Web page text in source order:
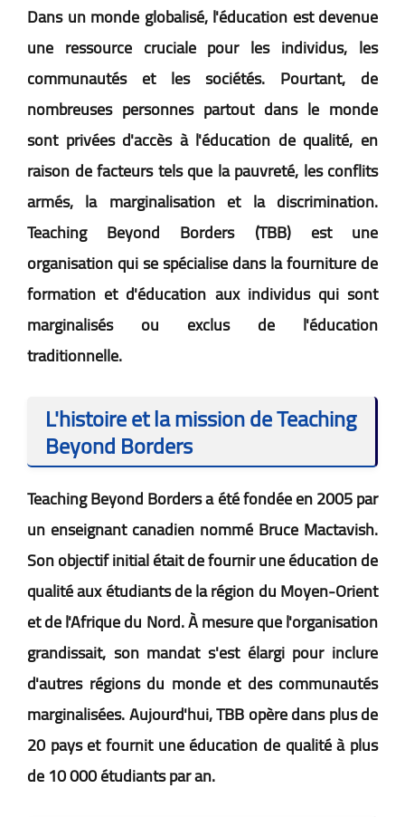
Dans un monde globalisé, l'éducation est devenue
une ressource cruciale pour les individus, les
communautés et les sociétés. Pourtant, de
nombreuses personnes partout dans le monde
sont privées d'accès à l'éducation de qualité, en
raison de facteurs tels que la pauvreté, les conflits
armés, la marginalisation et la discrimination.
Teaching Beyond Borders (TBB) est une
organisation qui se spécialise dans la fourniture de
formation et d'éducation aux individus qui sont
marginalisés ou exclus de l'éducation
traditionnelle.
L'histoire et la mission de Teaching
Beyond Borders
Teaching Beyond Borders a été fondée en 2005 par
un enseignant canadien nommé Bruce Mactavish.
Son objectif initial était de fournir une éducation de
qualité aux étudiants de la région du Moyen-Orient
et de l'Afrique du Nord. À mesure que l'organisation
grandissait, son mandat s'est élargi pour inclure
d'autres régions du monde et des communautés
marginalisées. Aujourd'hui, TBB opère dans plus de
20 pays et fournit une éducation de qualité à plus
de 10 000 étudiants par an.